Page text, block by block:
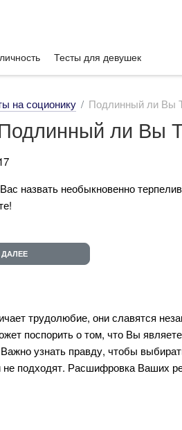
Тесты для девушек
на соционику Подлинный ли Вы
ли Вы
назвать необыкновенно
трудолюбие, они славятся
поспорить о том, что Вы
узнать правду, чтобы
подходят. Расшифровка Ваших